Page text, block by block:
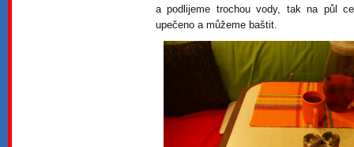
a podlijeme trochou vody, tak na půl
upečeno a můžeme baštit.